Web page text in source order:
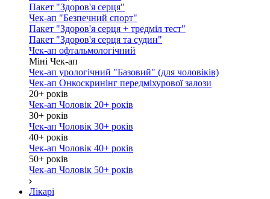
Пакет "Здоров'я серця"
Чек-ап "Безпечний спорт"
Пакет "Здоров'я серця + тредміл тест"
Пакет "Здоров'я серця та судин"
Чек-ап офтальмологічний
Міні Чек-ап
Чек-ап урологічний "Базовий" (для чоловіків)
Чек-ап Онкоскринінг передміхурової залози
20+ років
Чек-ап Чоловік 20+ років
30+ років
Чек-ап Чоловік 30+ років
40+ років
Чек-ап Чоловік 40+ років
50+ років
Чек-ап Чоловік 50+ років
Лікарі